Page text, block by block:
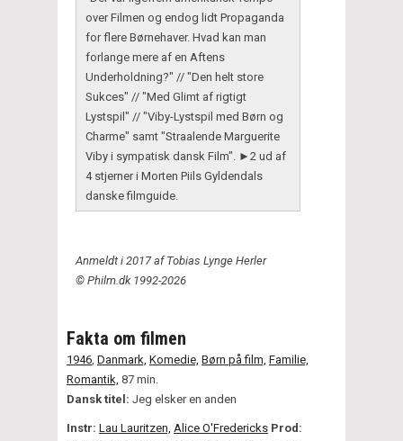
over Filmen og endog lidt Propaganda
for flere Børnehaver. Hvad kan man
forlange mere af en Aftens
Underholdning?" // "Den helt store
Sukces" // "Med Glimt af rigtigt
Lystspil" // "Viby-Lystspil med Børn og
Charme" samt "Straalende Marguerite
Viby i sympatisk dansk Film". ►2 ud af
4 stjerner i Morten Piils Gyldendals
danske filmguide.
Anmeldt i 2017 af Tobias Lynge Herler
© Philm.dk 1992-2026
Fakta om filmen
1946 Danmark, Komedie, Børn på film, Familie,
Romantik, 87 min.
Dansk titel: Jeg elsker en anden
Instr: Lau Lauritzen, Alice O'Fredericks Prod: